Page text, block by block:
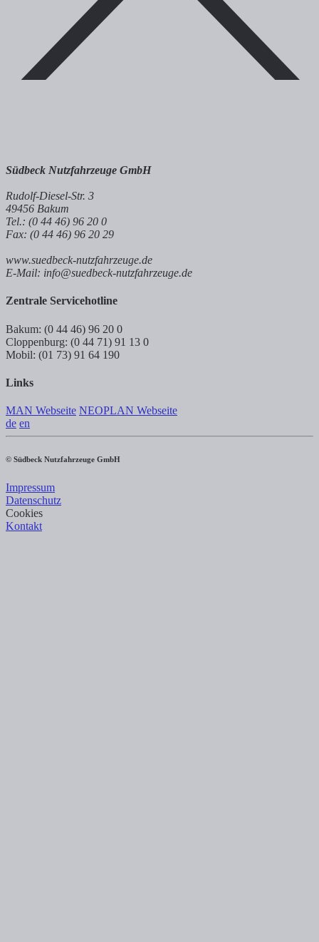
Südbeck Nutzfahrzeuge GmbH
Rudolf-Diesel-Str. 3
49456 Bakum
Tel.: (0 44 46) 96 20 0
Fax: (0 44 46) 96 20 29
www.suedbeck-nutzfahrzeuge.de
E-Mail: info@suedbeck-nutzfahrzeuge.de
Zentrale Servicehotline
Bakum: (0 44 46) 96 20 0
Cloppenburg: (0 44 71) 91 13 0
Mobil: (01 73) 91 64 190
Links
MAN Webseite NEOPLAN Webseite
de en
© Südbeck Nutzfahrzeuge GmbH
Impressum
Datenschutz
Cookies
Kontakt